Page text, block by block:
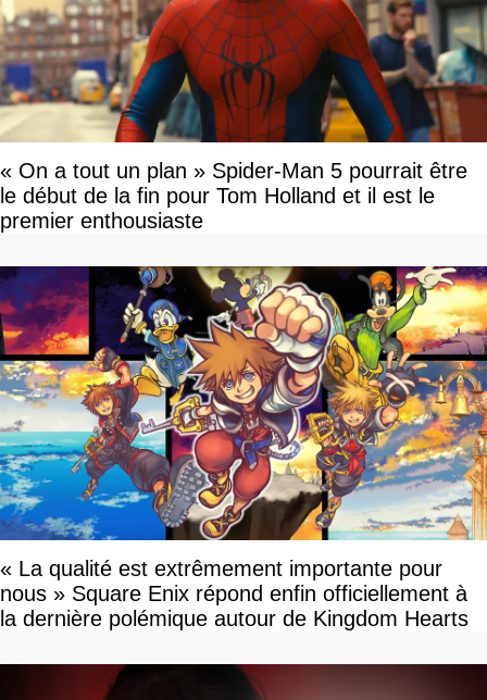
« On a tout un plan » Spider-Man 5 pourrait être
le début de la fin pour Tom Holland et il est le
premier enthousiaste
« La qualité est extrêmement importante pour
nous » Square Enix répond enfin officiellement à
la dernière polémique autour de Kingdom Hearts